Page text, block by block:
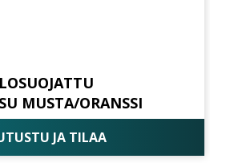
MUSTA/ORANSSI
JA TILAA